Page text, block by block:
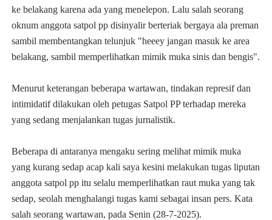
ke belakang karena ada yang menelepon. Lalu salah seorang
oknum anggota satpol pp disinyalir berteriak bergaya ala preman
sambil membentangkan telunjuk "heeey jangan masuk ke area
belakang, sambil memperlihatkan mimik muka sinis dan bengis".
Menurut keterangan beberapa wartawan, tindakan represif dan
intimidatif dilakukan oleh petugas Satpol PP terhadap mereka
yang sedang menjalankan tugas jurnalistik.
Beberapa di antaranya mengaku sering melihat mimik muka
yang kurang sedap acap kali saya kesini melakukan tugas liputan
anggota satpol pp itu selalu memperlihatkan raut muka yang tak
sedap, seolah menghalangi tugas kami sebagai insan pers. Kata
salah seorang wartawan, pada Senin (28-7-2025).